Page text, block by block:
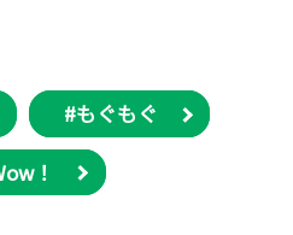
#もぐもぐ
！